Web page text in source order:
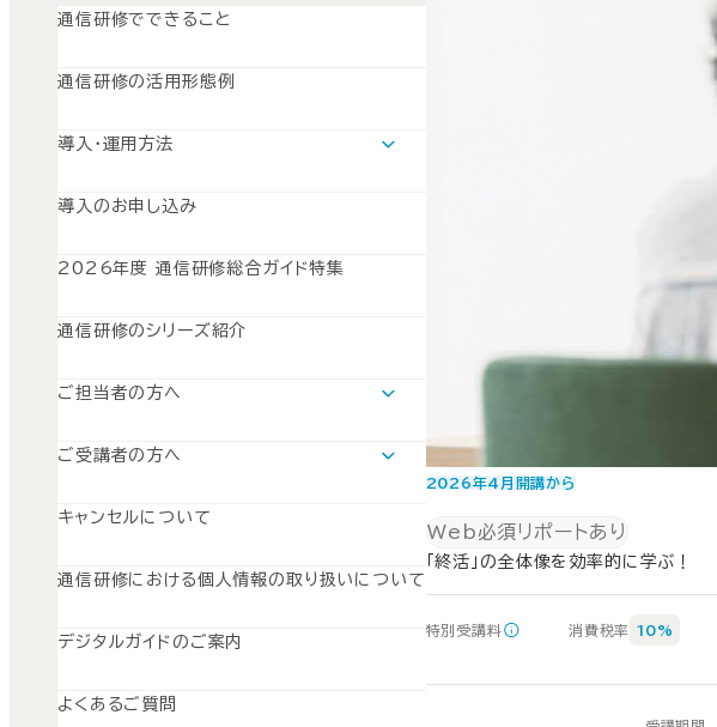
通信研修でできること
通信研修の活用形態例
導入・運用方法
導入準備
開講と受講管理
導入のお申し込み
2026年度 通信研修総合ガイド特集
通信研修のシリーズ紹介
ご担当者の方へ
SuperGraceのご案内
ご受講者の方へ
キャンセルについて
通信研修における個人情報の取り扱いについて
デジタルガイドのご案内
よくあるご質問
2026年4月開講から
Web必須リポートあり
「終活」の全体像を効率的に学ぶ！
特別受講料 消費税率 10%